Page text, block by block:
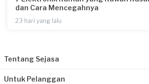
dan Cara Mencegahnya
23 hari yang lalu
Tentang Sejasa
Untuk Pelanggan